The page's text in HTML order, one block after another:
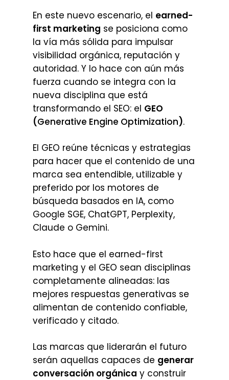
En este nuevo escenario, el earned-
first marketing se posiciona como
la vía más sólida para impulsar
visibilidad orgánica, reputación y
autoridad. Y lo hace con aún más
fuerza cuando se integra con la
nueva disciplina que está
transformando el SEO: el GEO
(Generative Engine Optimization).
El GEO reúne técnicas y estrategias
para hacer que el contenido de una
marca sea entendible, utilizable y
preferido por los motores de
búsqueda basados en IA, como
Google SGE, ChatGPT, Perplexity,
Claude o Gemini.
Esto hace que el earned-first
marketing y el GEO sean disciplinas
completamente alineadas: las
mejores respuestas generativas se
alimentan de contenido confiable,
verificado y citado.
Las marcas que liderarán el futuro
serán aquellas capaces de generar
conversación orgánica y construir